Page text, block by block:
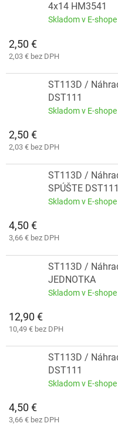
4x14 HM3541
Skladom v E-shope
2,50 €
2,03 € bez DPH
ST113D /
DST111
Skladom v E-shope
2,50 €
2,03 € bez DPH
ST113D /
SPÚŠTE DST111
Skladom v E-shope
4,50 €
3,66 € bez DPH
ST113D /
JEDNOTKA
Skladom v E-shope
12,90 €
10,49 € bez DPH
ST113D /
DST111
Skladom v E-shope
4,50 €
3,66 € bez DPH